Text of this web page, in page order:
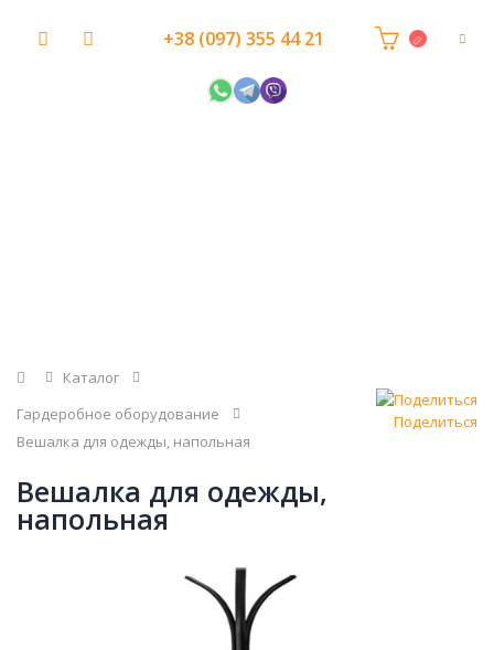
+38 (097) 355 44 21
Главная
Каталог
Гардеробное оборудование
Вешалка для одежды, напольная
Поделиться
Вешалка для одежды,
напольная